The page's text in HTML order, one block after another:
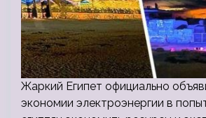
Жаркий Египет официально
экономии электроэнергии в